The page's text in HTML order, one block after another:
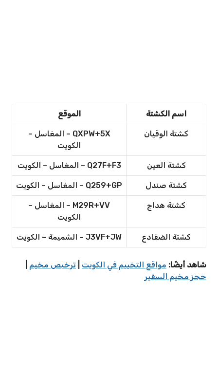
اسم الكشتة الموقع
كشتة الوقيان
QXPW+5X – المغاسل –
الكويت
كشتة العين Q27F+F3 – المغاسل – الكويت
كشتة صندل Q259+GP – المغاسل – الكويت
كشتة هداج
M29R+VV – المغاسل –
الكويت
كشتة الضفادع J3VF+JW – الشميمة – الكويت
شاهد أيضًا: مواقع التخييم في الكويت ترخيص مخيم
حجز مخيم السفير